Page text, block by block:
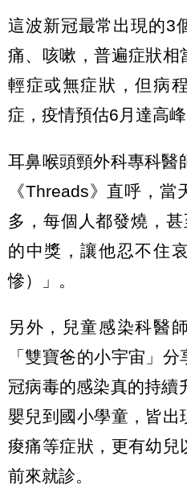
這波新冠最常出現的3
痛、咳嗽，普遍症狀相
輕症或無症狀，但病
症，疫情預估6月達高峰
耳鼻喉頭頸外科專科醫
《Threads》直呼，
多，每個人都發燒，
的中獎，讓他忍不住
慘）」。
另外，兒童感染科醫
「雙寶爸的小宇宙」
冠病毒的感染真的持續
嬰兒到國小學童，皆出
痠痛等症狀，更有幼兒
前來就診。